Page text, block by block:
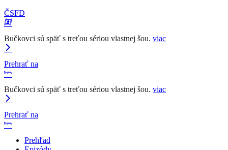
ČSFD
Bučkovci sú späť s treťou sériou vlastnej šou. viac
Prehrať na
Bučkovci sú späť s treťou sériou vlastnej šou. viac
Prehrať na
Prehľad